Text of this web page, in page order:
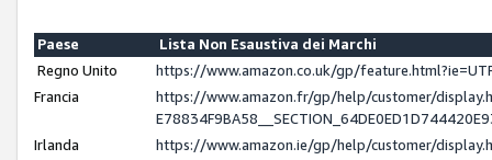
Paese
Lista Non Esaustiva dei Marchi
Regno Unito
https://www.amazon.co.uk/gp/
Francia
https://www.amazon.fr/gp/help/customer/
Irlanda
https://www.amazon.ie/gp/help/customer/